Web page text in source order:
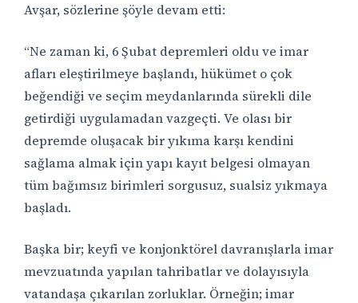
Avşar, sözlerine şöyle devam etti:
“Ne zaman ki, 6 Şubat depremleri oldu ve imar
afları eleştirilmeye başlandı, hükümet o çok
beğendiği ve seçim meydanlarında sürekli dile
getirdiği uygulamadan vazgeçti. Ve olası bir
depremde oluşacak bir yıkıma karşı kendini
sağlama almak için yapı kayıt belgesi olmayan
tüm bağımsız birimleri sorgusuz, sualsiz yıkmaya
başladı.
Başka bir; keyfi ve konjonktörel davranışlarla imar
mevzuatında yapılan tahribatlar ve dolayısıyla
vatandaşa çıkarılan zorluklar. Örneğin; imar